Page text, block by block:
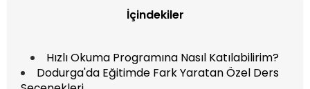
İçindekiler
Hızlı Okuma Programına Nasıl Katılabilirim?
Dodurga'da Eğitimde Fark Yaratan Özel Ders